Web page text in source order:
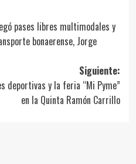
pases libres multimodales y
bonaerense, Jorge
Siguiente:
deportivas y la feria “Mi Pyme”
en la Quinta Ramón Carrillo